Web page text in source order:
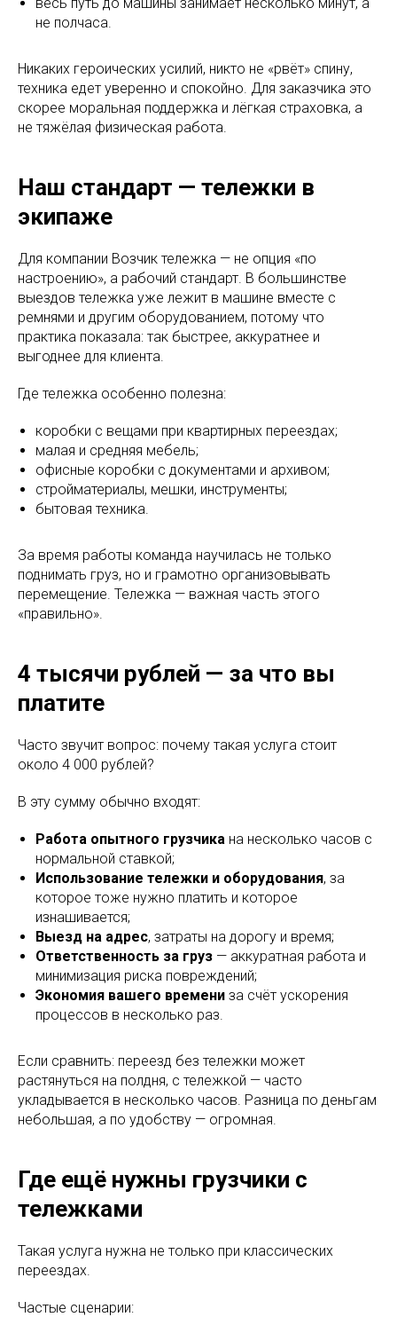
не полчаса.
Никаких героических усилий, никто не «рвёт» спину,
техника едет уверенно и спокойно. Для заказчика это
скорее моральная поддержка и лёгкая страховка, а
не тяжёлая физическая работа.​
Наш стандарт — тележки в
экипаже
Для компании Возчик тележка — не опция «по
настроению», а рабочий стандарт. В большинстве
выездов тележка уже лежит в машине вместе с
ремнями и другим оборудованием, потому что
практика показала: так быстрее, аккуратнее и
выгоднее для клиента.​
Где тележка особенно полезна:
коробки с вещами при квартирных переездах;
малая и средняя мебель;
офисные коробки с документами и архивом;
стройматериалы, мешки, инструменты;
бытовая техника.
За время работы команда научилась не только
поднимать груз, но и грамотно организовывать
перемещение. Тележка — важная часть этого
«правильно».
4 тысячи рублей — за что вы
платите
Часто звучит вопрос: почему такая услуга стоит
около 4 000 рублей?
В эту сумму обычно входят:
Работа опытного грузчика на несколько часов с
нормальной ставкой;
Использование тележки и оборудования, за
которое тоже нужно платить и которое
изнашивается;
Выезд на адрес, затраты на дорогу и время;
Ответственность за груз — аккуратная работа и
минимизация риска повреждений;
Экономия вашего времени за счёт ускорения
процессов в несколько раз.​
Если сравнить: переезд без тележки может
растянуться на полдня, с тележкой — часто
укладывается в несколько часов. Разница по деньгам
небольшая, а по удобству — огромная.
Где ещё нужны грузчики с
тележками
Такая услуга нужна не только при классических
переездах.
Частые сценарии: